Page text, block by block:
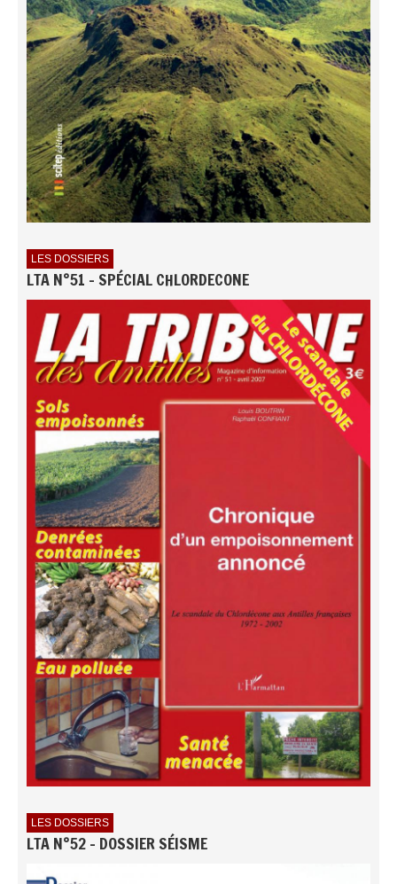
LES DOSSIERS
LTA N°51 - SPÉCIAL CHLORDECONE
LES DOSSIERS
LTA N°52 - DOSSIER SÉISME